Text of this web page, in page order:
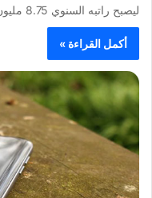
ليصبح راتبه السنوي 8.75 مليون دولار، ويرجع ذلك إلى…
أكمل القراءة »